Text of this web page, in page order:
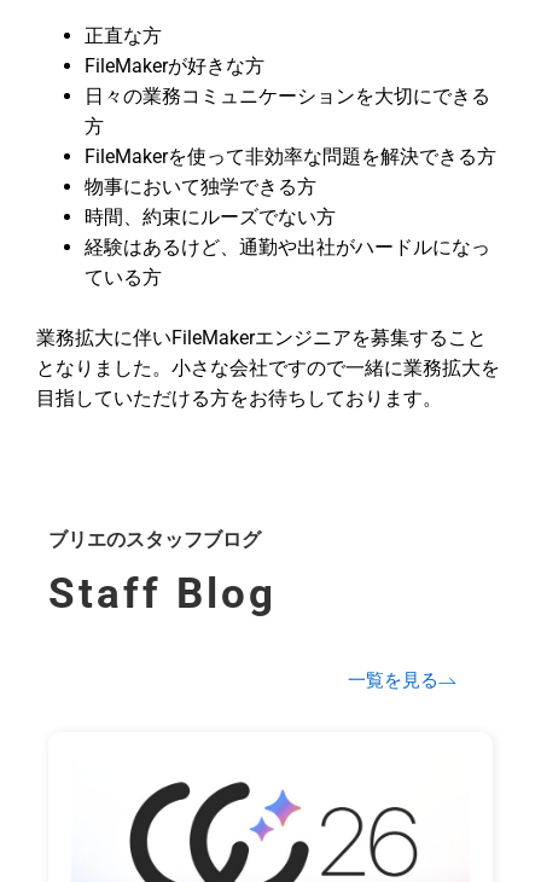
正直な方
FileMakerが好きな方
日々の業務コミュニケーションを大切にできる
方
FileMakerを使って非効率な問題を解決できる方
物事において独学できる方
時間、約束にルーズでない方
経験はあるけど、通勤や出社がハードルになっ
ている方
業務拡大に伴いFileMakerエンジニアを募集すること
となりました。小さな会社ですので一緒に業務拡大を
目指していただける方をお待ちしております。
ブリエのスタッフブログ
Staff Blog
一覧を見る